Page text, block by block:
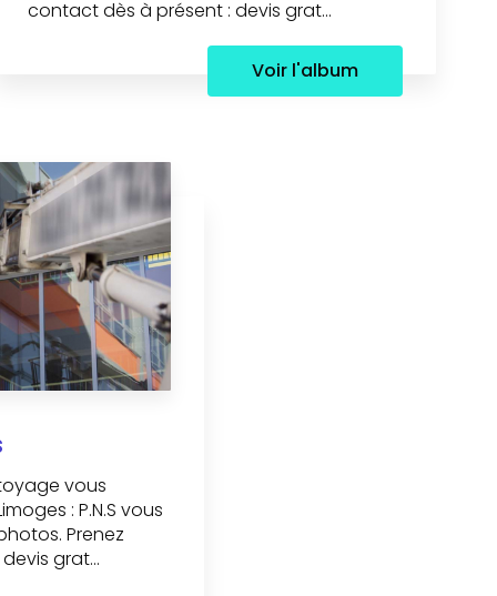
contact dès à présent : devis grat...
Voir l'album
vous
: P.N.S vous
Prenez
grat...